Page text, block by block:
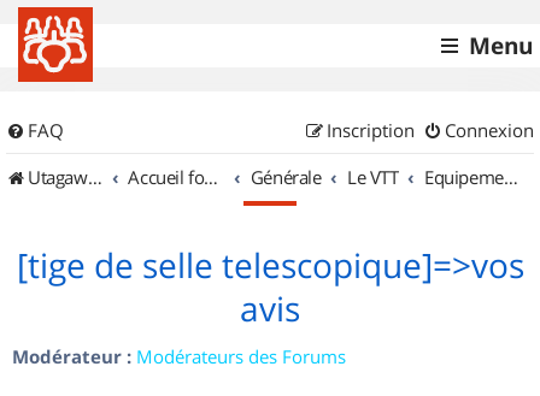
Menu
FAQ Connexion
Inscription
UtagawaVTT (Randos VTT et VTTAE avec traces GPS)
Accueil forum Générale Le VTT Equipements et Accessoires
[tige de selle telescopique]=>vos
avis
Modérateur : Modérateurs des Forums